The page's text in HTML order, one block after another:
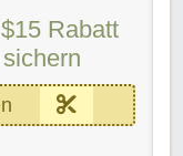
Rabatt